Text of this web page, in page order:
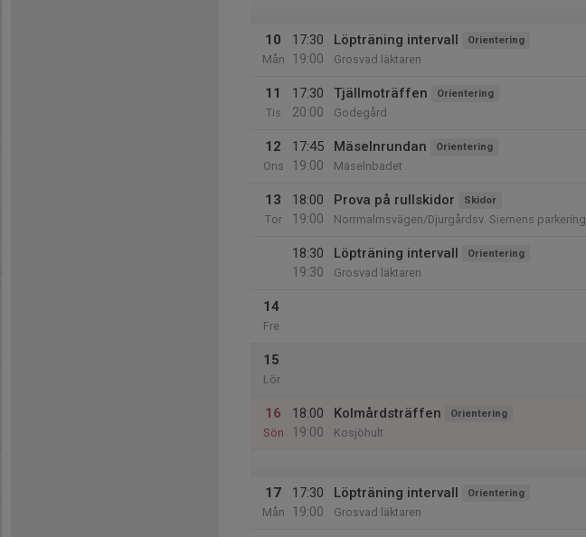
10
Mån
17:30
19:00
Löpträning intervall Orientering
Grosvad läktaren
11
Tis
17:30
20:00
Tjällmoträffen Orientering
Godegård
12
Ons
17:45
19:00
Mäselnrundan Orientering
Mäselnbadet
13
Tor
18:00
19:00
Prova på rullskidor Skidor
Norrmalmsvägen/Djurgårdsv. Siemens parkering
18:30
19:30
Löpträning intervall Orientering
Grosvad läktaren
14
Fre
15
Lör
16
Sön
18:00
19:00
Kolmårdsträffen Orientering
Kosjöhult
17
Mån
17:30
19:00
Löpträning intervall Orientering
Grosvad läktaren